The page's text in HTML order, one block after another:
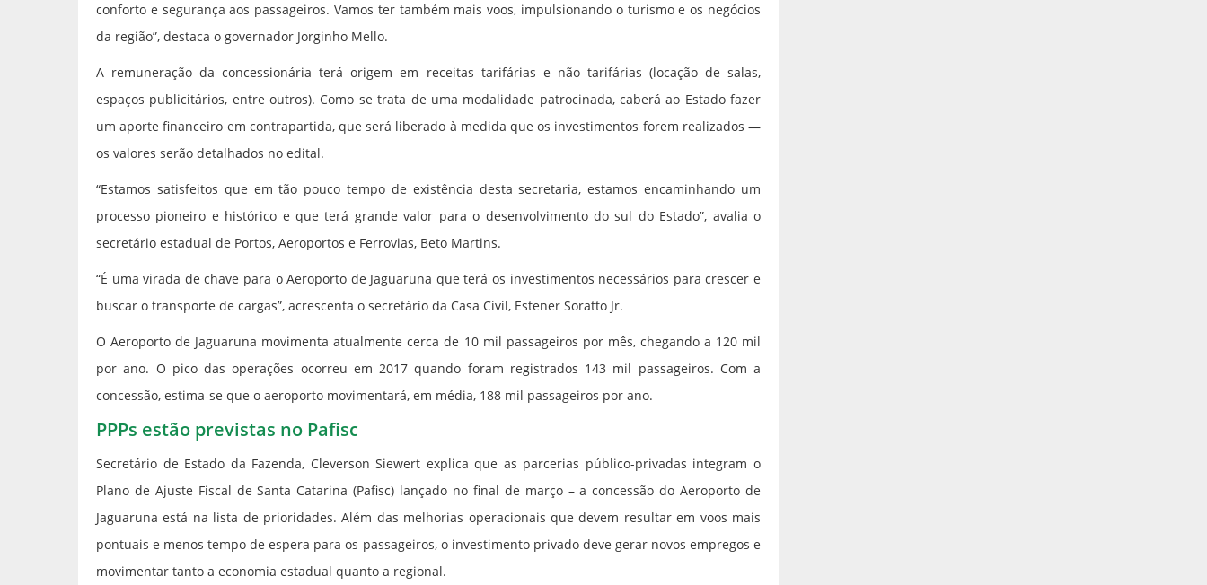
conforto e segurança aos passageiros. Vamos ter também mais voos, impulsionando o turismo e os negócios
da região”, destaca o governador Jorginho Mello.
A remuneração da concessionária terá origem em receitas tarifárias e não tarifárias (locação de salas,
espaços publicitários, entre outros). Como se trata de uma modalidade patrocinada, caberá ao Estado fazer
um aporte financeiro em contrapartida, que será liberado à medida que os investimentos forem realizados —
os valores serão detalhados no edital.
“Estamos satisfeitos que em tão pouco tempo de existência desta secretaria, estamos encaminhando um
processo pioneiro e histórico e que terá grande valor para o desenvolvimento do sul do Estado”, avalia o
secretário estadual de Portos, Aeroportos e Ferrovias, Beto Martins.
“É uma virada de chave para o Aeroporto de Jaguaruna que terá os investimentos necessários para crescer e
buscar o transporte de cargas”, acrescenta o secretário da Casa Civil, Estener Soratto Jr.
O Aeroporto de Jaguaruna movimenta atualmente cerca de 10 mil passageiros por mês, chegando a 120 mil
por ano. O pico das operações ocorreu em 2017 quando foram registrados 143 mil passageiros. Com a
concessão, estima-se que o aeroporto movimentará, em média, 188 mil passageiros por ano.
PPPs estão previstas no Pafisc
Secretário de Estado da Fazenda, Cleverson Siewert explica que as parcerias público-privadas integram o
Plano de Ajuste Fiscal de Santa Catarina (Pafisc) lançado no final de março – a concessão do Aeroporto de
Jaguaruna está na lista de prioridades. Além das melhorias operacionais que devem resultar em voos mais
pontuais e menos tempo de espera para os passageiros, o investimento privado deve gerar novos empregos e
movimentar tanto a economia estadual quanto a regional.